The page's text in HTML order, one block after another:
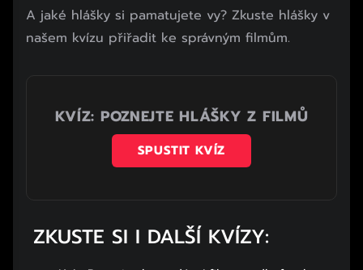
Začátek reklamy
Konec reklamy
A jaké hlášky si pamatujete vy? Zkuste hlášky v
našem kvízu přiřadit ke správným filmům.
KVÍZ: POZNEJTE HLÁŠKY Z FILMŮ
SPUSTIT KVÍZ
ZKUSTE SI I DALŠÍ KVÍZY: